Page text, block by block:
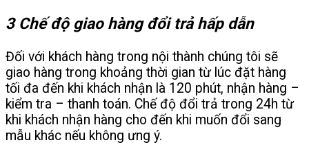
3 Chế độ giao hàng đổi trả hấp dẫn
Đối với khách hàng trong nội thành chúng tôi sẽ
giao hàng trong khoảng thời gian từ lúc đặt hàng
tối đa đến khi khách nhận là 120 phút, nhận hàng –
kiểm tra – thanh toán. Chế độ đổi trả trong 24h từ
khi khách nhận hàng cho đến khi muốn đổi sang
mẫu khác nếu không ưng ý.